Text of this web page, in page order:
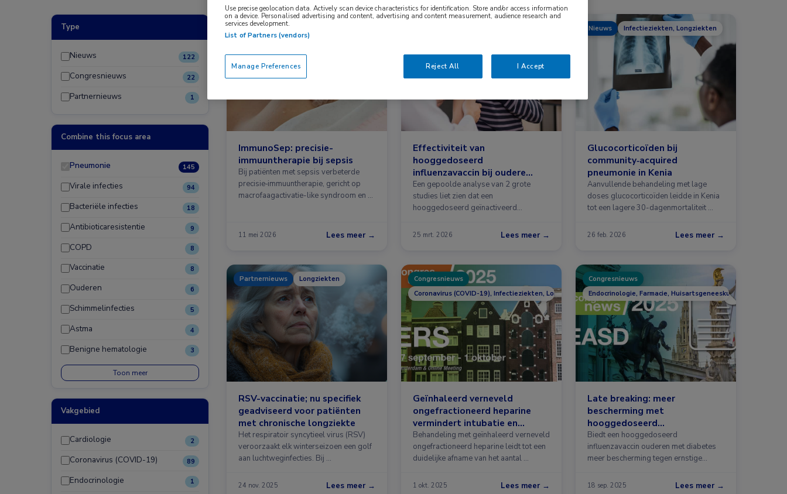
Type
Nieuws 122
Congresnieuws 22
Partnernieuws 1
Combine this focus area
Pneumonie 145
Virale infecties 94
Bacteriële infecties 18
Antibioticaresistentie 9
COPD 8
Vaccinatie 8
Ouderen 6
Schimmelinfecties 5
Astma 4
Benigne hematologie 3
Toon meer
Vakgebied
Cardiologie 2
Coronavirus (COVID-19) 89
Endocrinologie 1
Nieuws Infectieziekten, Longziekten
ImmunoSep: precisie-
immuuntherapie bij sepsis
Bij patiënten met sepsis verbeterde
precisie‑immuuntherapie, gericht op
macrofaagactivatie-like syndroom en …
11 mei 2026 Lees meer →
Effectiviteit van
hooggedoseerd
influenzavaccin bij oudere
volwassenen
Een gepoolde analyse van 2 grote
studies liet zien dat een
hooggedoseerd geïnactiveerd
25 mrt. 2026 Lees meer →
Nieuws Infectieziekten, Longziekten
Glucocorticoïden bij
community‑acquired
pneumonie in Kenia
Aanvullende behandeling met lage
doses glucocorticoïden leidde in Kenia
tot een lagere 30-dagenmortaliteit …
26 feb. 2026 Lees meer →
Partnernieuws Longziekten
RSV-vaccinatie; nu specifiek
geadviseerd voor patiënten
met chronische longziekte
Het respiratoir syncytieel virus (RSV)
veroorzaakt elk winterseizoen een golf
aan luchtweginfecties. Bij …
24 nov. 2025 Lees meer →
Congresnieuws
Coronavirus (COVID-19), Infectieziekten, Longziekten
Geïnhaleerd verneveld
ongefractioneerd heparine
vermindert intubatie en
overlijden bij COVID-19
Behandeling met geïnhaleerd verneveld
ongefractioneerd heparine leidt tot een
duidelijke afname van het aantal …
1 okt. 2025 Lees meer →
Congresnieuws
Endocrinologie, Farmacie, Huisartsgeneeskunde,
Late breaking: meer
bescherming met
hooggedoseerd
influenzavaccin
Biedt een hooggedoseerd
influenzavaccin ouderen met diabetes
meer bescherming tegen ernstige
18 sep. 2025 Lees meer →
Use precise geolocation data. Actively scan device characteristics for identification. Store and/or access information
on a device. Personalised advertising and content, advertising and content measurement, audience research and
services development.
List of Partners (vendors)
Reject All I Accept
Manage Preferences